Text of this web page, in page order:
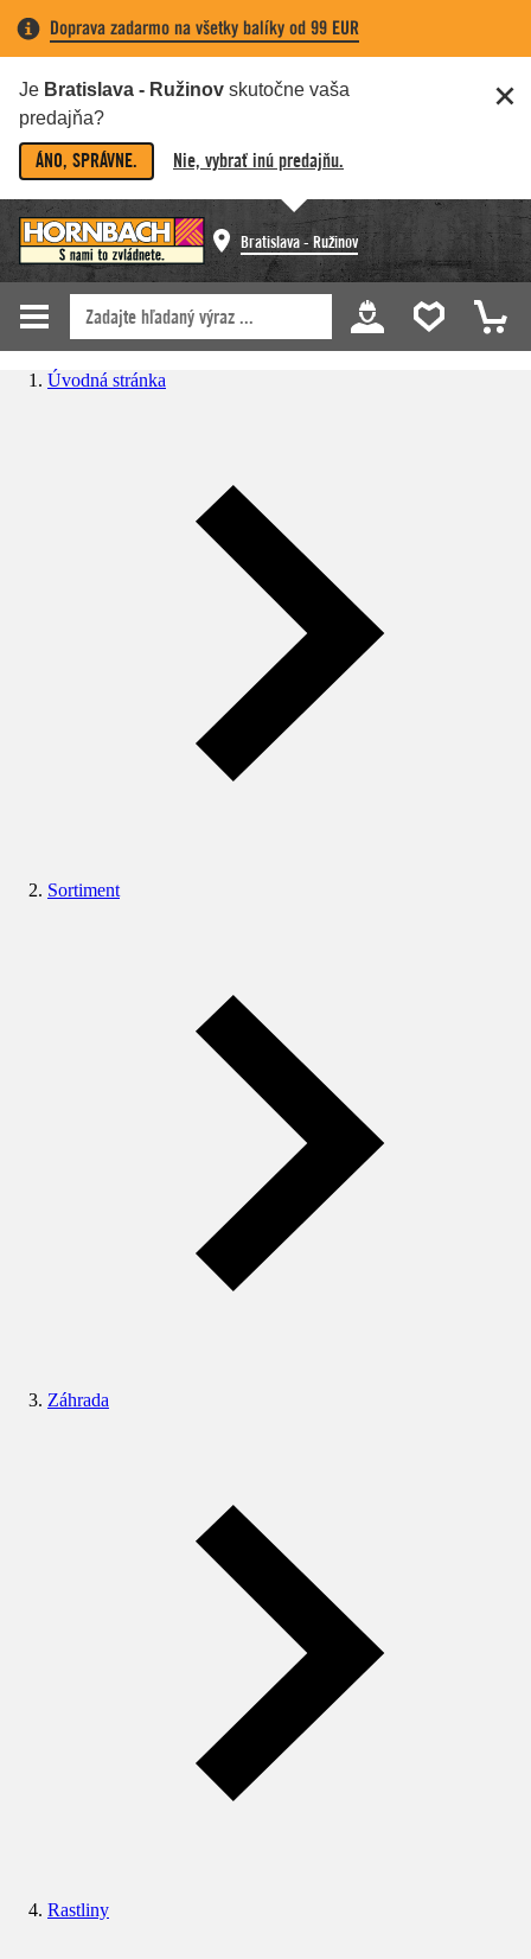
Doprava zadarmo na všetky balíky od 99 EUR
Je Bratislava - Ružinov skutočne vaša
predajňa?
ÁNO, SPRÁVNE. Nie, vybrať inú predajňu.
Bratislava - Ružinov
Úvodná stránka
Sortiment
Záhrada
Rastliny